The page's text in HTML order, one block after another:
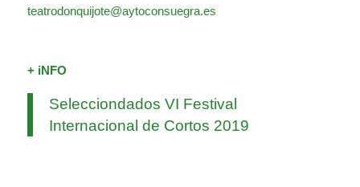
teatrodonquijote@aytoconsuegra.es
+ iNFO
Selecciondados VI Festival
Internacional de Cortos 2019